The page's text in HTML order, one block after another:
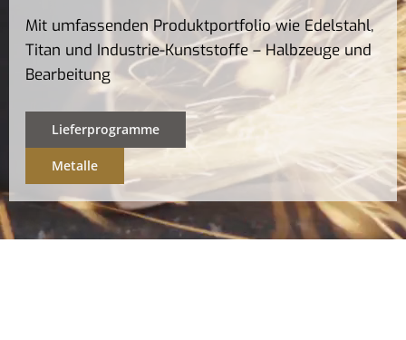
Mit umfassenden Produktportfolio wie Edelstahl,
Titan und Industrie-Kunststoffe – Halbzeuge und
Bearbeitung
Lieferprogramme
Metalle